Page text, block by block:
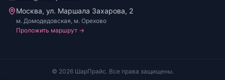
Москва, ул. Маршала Захарова, 2
м. Домодедовская, м. Орехово
Проложить маршрут →
© 2026 ШарПрайс. Все права защищены.